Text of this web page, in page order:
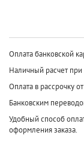
Оплата банковской
Наличный расчет
Оплата в рассрочку
Банковским
Удобный способ
оформления заказа.